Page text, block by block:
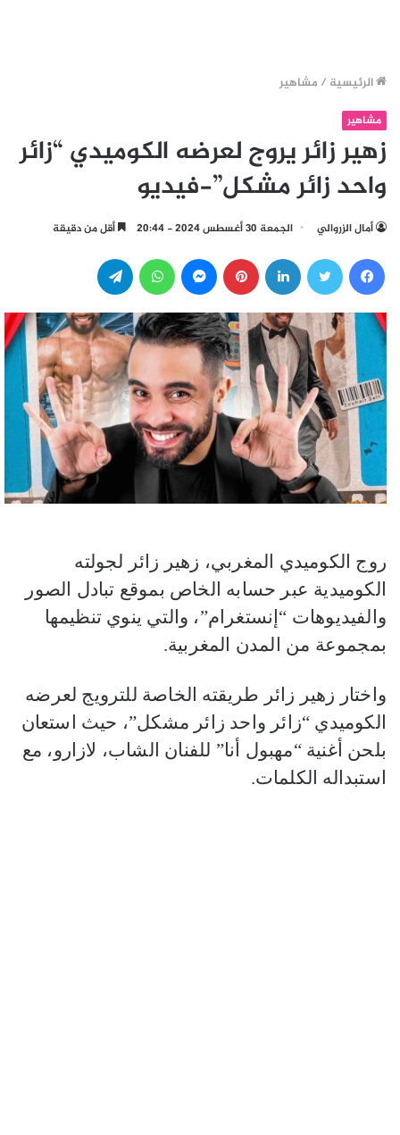
الرئيسية / مشاهير
مشاهير
زهير زائر يروج لعرضه الكوميدي “زائر
واحد زائر مشكل”-فيديو
أمال الزروالي الجمعة 30 أغسطس 2024 - 20:44 أقل من دقيقة
روج الكوميدي المغربي، زهير زائر لجولته
الكوميدية عبر حسابه الخاص بموقع تبادل الصور
والفيديوهات “إنستغرام”، والتي ينوي تنظيمها
بمجموعة من المدن المغربية.
واختار زهير زائر طريقته الخاصة للترويج لعرضه
الكوميدي “زائر واحد زائر مشكل”، حيث استعان
بلحن أغنية “مهبول أنا” للفنان الشاب، لازارو، مع
استبداله الكلمات.